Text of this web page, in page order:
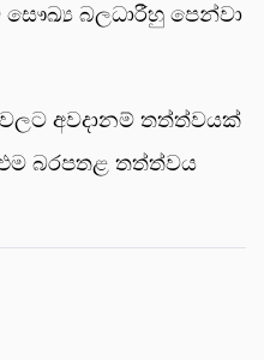
බලධාරීහු පෙන්වා
අවදානම් තත්ත්වයක්
බරපතළ තත්ත්වය